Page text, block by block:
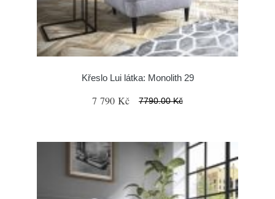
Křeslo Lui látka: Monolith 29
7 790 Kč 7790.00 Kč